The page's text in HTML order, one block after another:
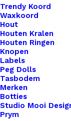
Trendy Koord
Waxkoord
Hout
Houten Kralen
Houten Ringen
Knopen
Labels
Peg Dolls
Tasbodem
Merken
Botties
Studio Mooi
Prym